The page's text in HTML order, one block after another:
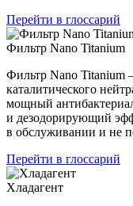
Перейти в глоссарий
Фильтр Nano Titanium
Фильтр Nano Titanium
каталитического
мощный
и дезодорирующий
в обслуживании и не
Перейти в глоссарий
Хладагент